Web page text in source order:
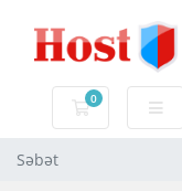
0
Səbət
Səbət